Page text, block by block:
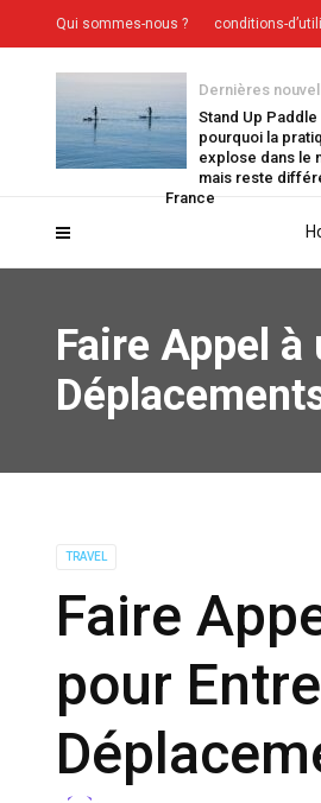
Dernières
Stand Up Paddle
pourquoi la
explose dans le
mais reste
France
Qui sommes-nous ? conditions-
Faire Appel
TRAVEL
Faire
pour